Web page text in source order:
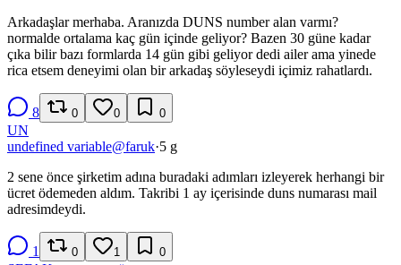
Arkadaşlar merhaba. Aranızda DUNS number alan varmı?
normalde ortalama kaç gün içinde geliyor? Bazen 30 güne kadar
çıka bilir bazı formlarda 14 gün gibi geliyor dedi ailer ama yinede
rica etsem deneyimi olan bir arkadaş söyleseydi içimiz rahatlardı.
8 0 0 0
UN
undefined variable@faruk·5 g
2 sene önce şirketim adına buradaki adımları izleyerek herhangi bir
ücret ödemeden aldım. Takribi 1 ay içerisinde duns numarası mail
adresimdeydi.
1 0 1 0